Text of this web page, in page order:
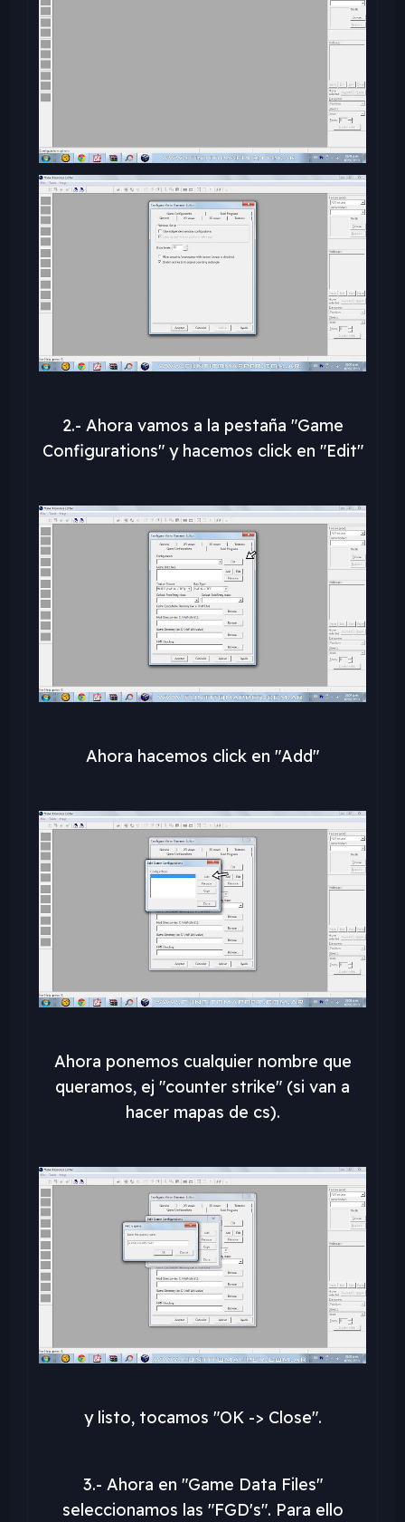
2.- Ahora vamos a la pestaña "Game
Configurations" y hacemos click en "Edit"
Ahora hacemos click en "Add"
Ahora ponemos cualquier nombre que
queramos, ej "counter strike" (si van a
hacer mapas de cs).
y listo, tocamos "OK -> Close".
3.- Ahora en "Game Data Files"
seleccionamos las "FGD's". Para ello